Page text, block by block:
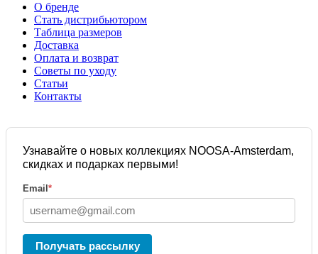
О бренде
Стать дистрибьютором
Таблица размеров
Доставка
Оплата и возврат
Советы по уходу
Статьи
Контакты
Узнавайте о новых коллекциях NOOSA-Amsterdam,
скидках и подарках первыми!
Email *
Получать рассылку